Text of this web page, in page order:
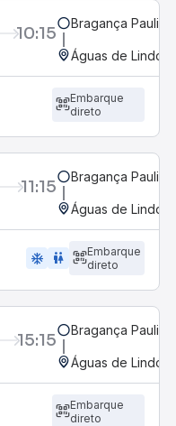
10:15 Bragança
Águas de
Embarque
direto
11:15 Bragança
Águas de
ac_unit wc
Embarque
direto
15:15 Bragança
Águas de
Embarque
direto